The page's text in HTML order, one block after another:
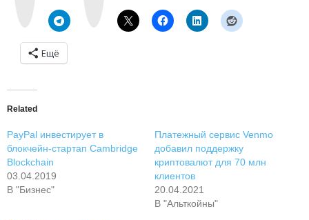
Ещё
Related
PayPal инвестирует в
блокчейн-стартап Cambridge
Blockchain
03.04.2019
В "Бизнес"
Платежный сервис Venmo
добавил поддержку
криптовалют для 70 млн
клиентов
20.04.2021
В "Альткойны"